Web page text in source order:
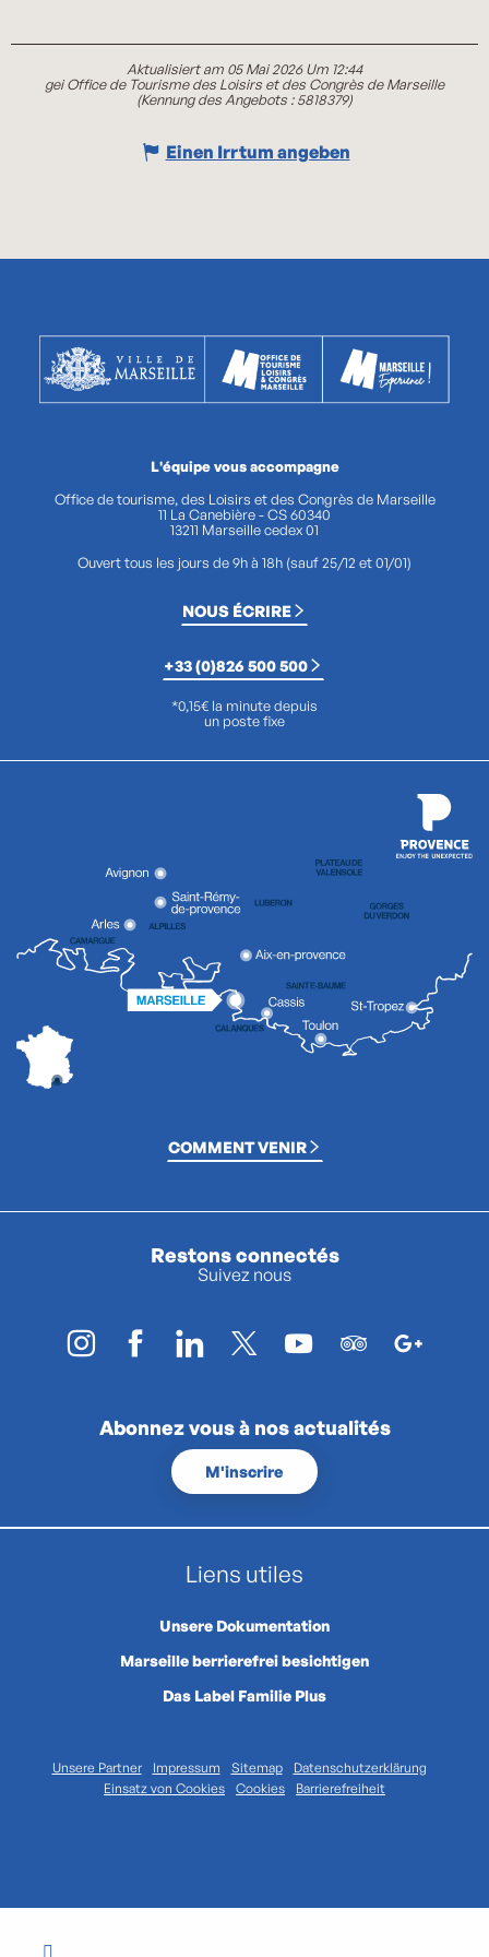
Aktualisiert am 05 Mai 2026 Um 12:44
gei Office de Tourisme des Loisirs et des Congrès de Marseille
(Kennung des Angebots :5818379)
Einen Irrtum angeben
L'équipe vous accompagne
Office de tourisme, des Loisirs et des Congrès de Marseille
11 La Canebière - CS 60340
13211 Marseille cedex 01
Ouvert tous les jours de 9h à 18h (sauf 25/12 et 01/01)
NOUS ÉCRIRE
+33 (0)826 500 500
*0,15€ la minute depuis
un poste fixe
COMMENT VENIR
Restons connectés
Suivez nous
Abonnez vous à nos actualités
M'inscrire
Liens utiles
Unsere Dokumentation
Marseille berrierefrei besichtigen
Das Label Familie Plus
Unsere Partner Impressum Sitemap
Datenschutzerklärung
Einsatz von Cookies
Cookies Barrierefreiheit